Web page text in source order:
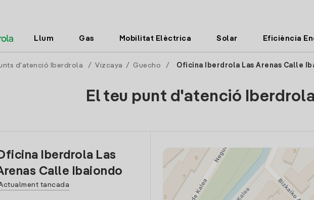
Llum Gas Mobilitat Elèctrica Solar Eficiència
d'atenció Iberdrola / Vizcaya / Guecho / Oficina Iberdrola Las Arenas Calle
El teu punt d'atenció
Iberdrola Las
Calle Ibaiondo
tancada